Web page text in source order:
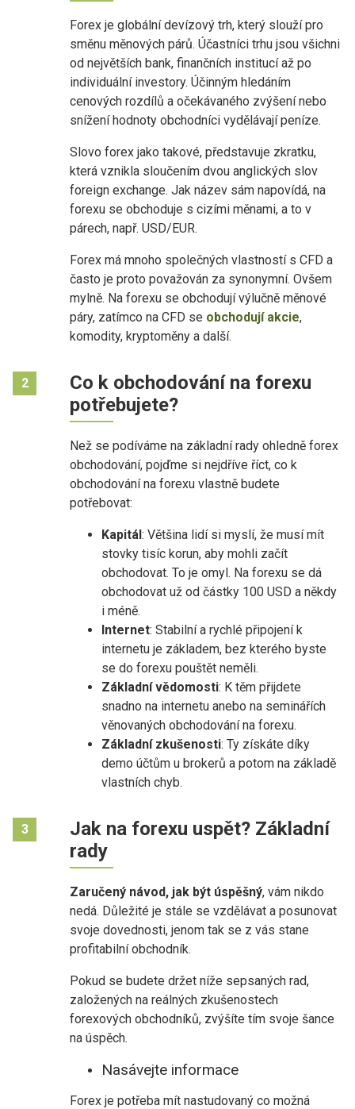
Forex je globální devízový trh, který slouží pro
směnu měnových párů. Účastníci trhu jsou všichni
od největších bank, finančních institucí až po
individuální investory. Účinným hledáním
cenových rozdílů a očekávaného zvýšení nebo
snížení hodnoty obchodníci vydělávají peníze.
Slovo forex jako takové, představuje zkratku,
která vznikla sloučením dvou anglických slov
foreign exchange. Jak název sám napovídá, na
forexu se obchoduje s cizími měnami, a to v
párech, např. USD/EUR.
Forex má mnoho společných vlastností s CFD a
často je proto považován za synonymní. Ovšem
mylně. Na forexu se obchodují výlučně měnové
páry, zatímco na CFD se obchodují akcie,
komodity, kryptoměny a další.
2
Co k obchodování na forexu
potřebujete?
Než se podíváme na základní rady ohledně forex
obchodování, pojďme si nejdříve říct, co k
obchodování na forexu vlastně budete
potřebovat:
Kapitál: Většina lidí si myslí, že musí mít
stovky tisíc korun, aby mohli začít
obchodovat. To je omyl. Na forexu se dá
obchodovat už od částky 100 USD a někdy
i méně.
Internet: Stabilní a rychlé připojení k
internetu je základem, bez kterého byste
se do forexu pouštět neměli.
Základní vědomosti: K těm přijdete
snadno na internetu anebo na seminářích
věnovaných obchodování na forexu.
Základní zkušenosti: Ty získáte díky
demo účtům u brokerů a potom na základě
vlastních chyb.
3
Jak na forexu uspět? Základní
rady
Zaručený návod, jak být úspěšný, vám nikdo
nedá. Důležité je stále se vzdělávat a posunovat
svoje dovednosti, jenom tak se z vás stane
profitabilní obchodník.
Pokud se budete držet níže sepsaných rad,
založených na reálných zkušenostech
forexových obchodníků, zvýšíte tím svoje šance
na úspěch.
Nasávejte informace
Forex je potřeba mít nastudovaný co možná